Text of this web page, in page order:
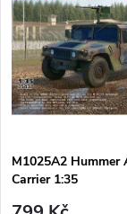
e
n
í
p
Nejprodávanější
Abecedně
ý
p
i
s
p
M1025A2 Hummer
Carrier 1:35